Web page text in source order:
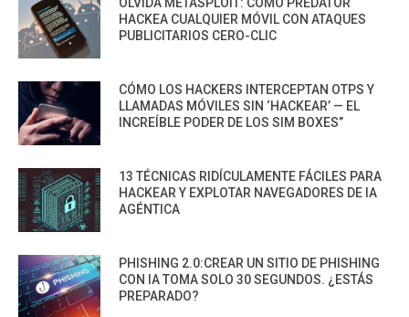
HACKEA CUALQUIER MÓVIL CON ATAQUES
PUBLICITARIOS CERO-CLIC
CÓMO LOS HACKERS INTERCEPTAN OTPS Y
LLAMADAS MÓVILES SIN ‘HACKEAR’ — EL
INCREÍBLE PODER DE LOS SIM BOXES”
13 TÉCNICAS RIDÍCULAMENTE FÁCILES PARA
HACKEAR Y EXPLOTAR NAVEGADORES DE IA
AGÉNTICA
PHISHING 2.0:CREAR UN SITIO DE PHISHING
CON IA TOMA SOLO 30 SEGUNDOS. ¿ESTÁS
PREPARADO?